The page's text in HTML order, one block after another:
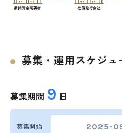
募集・運用スケジュ
募集期間 9 日
募集開始 2025-